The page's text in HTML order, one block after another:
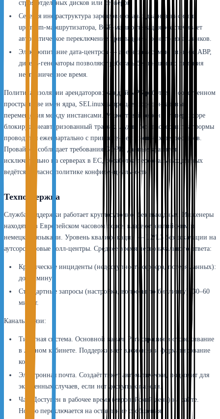
строя отдельных дисков или серверов.
Сетевая инфраструктура зарезервирована: два независимых
upstream-маршрутизатора, BGP-маршрутизация обеспечивает
автоматическое переключение при падении одного из аплинков.
Электропитание дата-центров — две независимые линии с АВР,
дизель-генераторы позволяют работать без внешнего питания
неограниченное время.
Политика изоляции арендаторов: каждый VPS работает в собственном
пространстве имён ядра, SELinux запрещает горизонтальные
перемещения между инстансами. Межсетевой экран в гипервизоре
блокирует неавторизованный трафик. Аудит безопасности платформы
проводится ежеквартально с привлечением внешних пентестеров.
Провайдер соблюдает требования GDPR: данные хранятся
исключительно на серверах в ЕС, обработка персональных данных
ведётся согласно политике конфиденциальности.
Техподдержка
Служба поддержки работает круглосуточно, без выходных. Инженеры
находятся в Европейском часовом поясе, владеют английским и
немецким языками. Уровень квалификации — L2/L3 без эскалации на
аутсорсинговые колл-центры. Среднее время первоначального ответа:
Критические инциденты (недоступность сервера, потеря данных):
до 15 минут.
Стандартные запросы (настройка, вопросы по биллингу): 30–60
минут.
Каналы связи:
Тикетная система. Основной канал. Регистрация и отслеживание
в личном кабинете. Поддерживает вложения и форматирование
кода.
Электронная почта. Создаёт тикет автоматически, подходит для
экстренных случаев, если нет доступа к панели.
Чат. Доступен в рабочее время (европейский день) на сайте.
Ночью переключается на оставление сообщения.